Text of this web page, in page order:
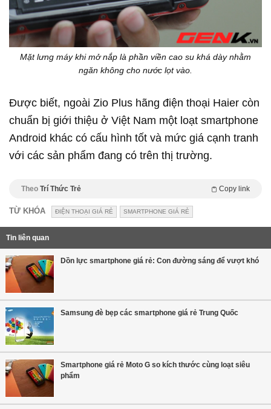
Mặt lưng máy khi mở nắp là phần viền cao su khá dày nhằm
ngăn không cho nước lọt vào.
Được biết, ngoài Zio Plus hãng điện thoại Haier còn
chuẩn bị giới thiệu ở Việt Nam một loạt smartphone
Android khác có cấu hình tốt và mức giá cạnh tranh
với các sản phẩm đang có trên thị trường.
Theo Trí Thức Trẻ Copy link
TỪ KHÓA ĐIỆN THOẠI GIÁ RẺ SMARTPHONE GIÁ RẺ
Tin liên quan
Dồn lực smartphone giá rẻ: Con đường sáng để vượt khó
Samsung đè bẹp các smartphone giá rẻ Trung Quốc
Smartphone giá rẻ Moto G so kích thước cùng loạt siêu
phẩm